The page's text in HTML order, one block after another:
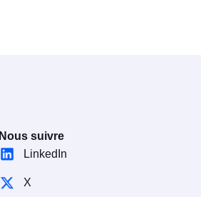
Nous suivre
LinkedIn
X